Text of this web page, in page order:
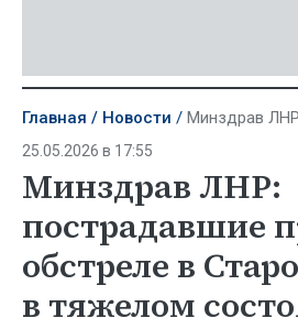
Главная Новости Минздрав ЛНР: пострадавшие при
25.05.2026 в 17:55
Минздрав ЛНР:
пострадавшие
обстреле в
в тяжелом